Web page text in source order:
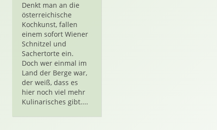
Denkt man an die
österreichische
Kochkunst, fallen
einem sofort Wiener
Schnitzel und
Sachertorte ein.
Doch wer einmal im
Land der Berge war,
der weiß, dass es
hier noch viel mehr
Kulinarisches gibt....